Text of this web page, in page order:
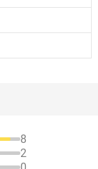
8
2